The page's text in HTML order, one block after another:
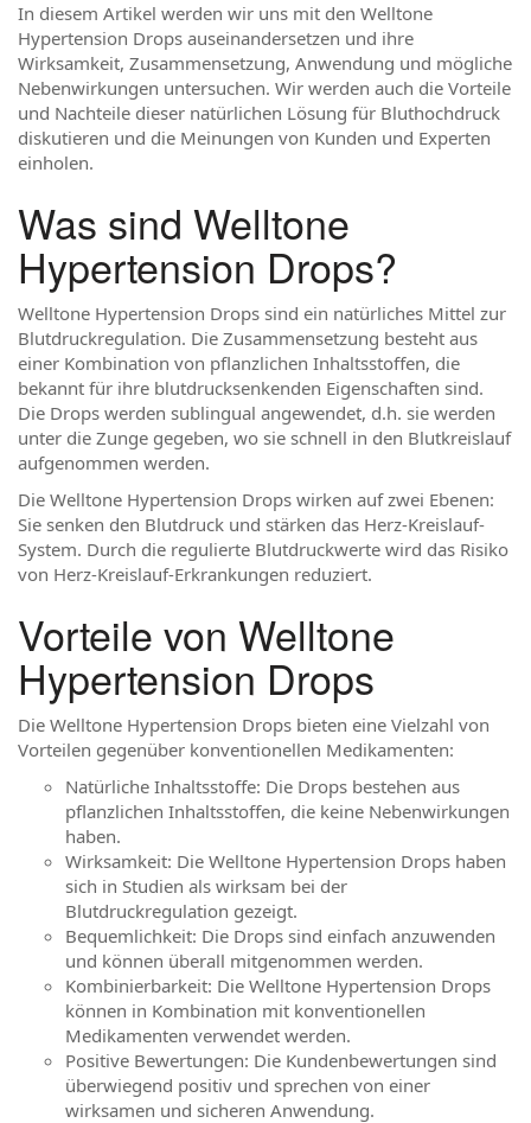
In diesem Artikel werden wir uns mit den Welltone
Hypertension Drops auseinandersetzen und ihre
Wirksamkeit, Zusammensetzung, Anwendung und mögliche
Nebenwirkungen untersuchen. Wir werden auch die Vorteile
und Nachteile dieser natürlichen Lösung für Bluthochdruck
diskutieren und die Meinungen von Kunden und Experten
einholen.
Was sind Welltone
Hypertension Drops?
Welltone Hypertension Drops sind ein natürliches Mittel zur
Blutdruckregulation. Die Zusammensetzung besteht aus
einer Kombination von pflanzlichen Inhaltsstoffen, die
bekannt für ihre blutdrucksenkenden Eigenschaften sind.
Die Drops werden sublingual angewendet, d.h. sie werden
unter die Zunge gegeben, wo sie schnell in den Blutkreislauf
aufgenommen werden.
Die Welltone Hypertension Drops wirken auf zwei Ebenen:
Sie senken den Blutdruck und stärken das Herz-Kreislauf-
System. Durch die regulierte Blutdruckwerte wird das Risiko
von Herz-Kreislauf-Erkrankungen reduziert.
Vorteile von Welltone
Hypertension Drops
Die Welltone Hypertension Drops bieten eine Vielzahl von
Vorteilen gegenüber konventionellen Medikamenten:
Natürliche Inhaltsstoffe: Die Drops bestehen aus
pflanzlichen Inhaltsstoffen, die keine Nebenwirkungen
haben.
Wirksamkeit: Die Welltone Hypertension Drops haben
sich in Studien als wirksam bei der
Blutdruckregulation gezeigt.
Bequemlichkeit: Die Drops sind einfach anzuwenden
und können überall mitgenommen werden.
Kombinierbarkeit: Die Welltone Hypertension Drops
können in Kombination mit konventionellen
Medikamenten verwendet werden.
Positive Bewertungen: Die Kundenbewertungen sind
überwiegend positiv und sprechen von einer
wirksamen und sicheren Anwendung.